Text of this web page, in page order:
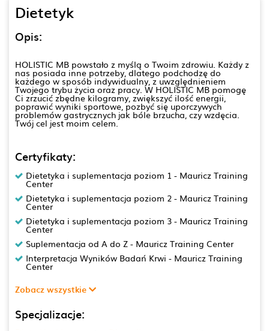
Dietetyk
Opis:
HOLISTIC MB powstało z myślą o Twoim zdrowiu. Każdy z
nas posiada inne potrzeby, dlatego podchodzę do
każdego w sposób indywidualny, z uwzględnieniem
Twojego trybu życia oraz pracy. W HOLISTIC MB pomogę
Ci zrzucić zbędne kilogramy, zwiększyć ilość energii,
poprawić wyniki sportowe, pozbyć się uporczywych
problemów gastrycznych jak bóle brzucha, czy wzdęcia.
Twój cel jest moim celem.
Certyfikaty:
Dietetyka i suplementacja poziom 1 - Mauricz Training
Center
Dietetyka i suplementacja poziom 2 - Mauricz Training
Center
Dietetyka i suplementacja poziom 3 - Mauricz Training
Center
Suplementacja od A do Z - Mauricz Training Center
Interpretacja Wyników Badań Krwi - Mauricz Training
Center
Zobacz wszystkie
Specjalizacje: